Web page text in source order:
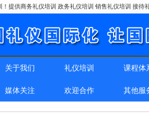
！提供商务礼仪培训 政务礼仪培训 销售礼仪培训 接
关于我们 礼仪培训 课程体
媒体关注 欢迎合作 其他服